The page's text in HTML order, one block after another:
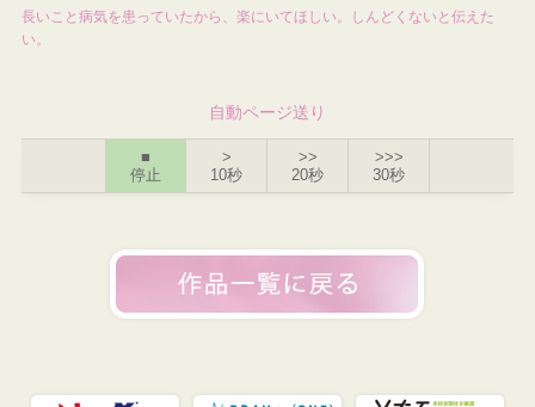
長いこと病気を患っていたから、楽にいてほしい。しんどくないと伝えた
い。
自動ページ送り
■
停止
>
10秒
>>
20秒
>>>
30秒